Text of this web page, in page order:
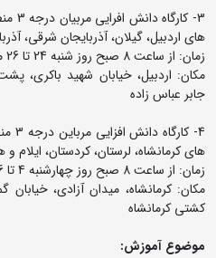
های اردبیل، گیلان، آذربایجان شرقی،
زمان: از ساعت 8 صبح روز شنبه 24 تا 26 مردادماه
مکان: اردبیل، خیابان شهید باکری،
جابر عباس زاده
های کرمانشاه، لرستان، کردستان، ایلام
زمان: از ساعت 8 صبح روز چهارشنبه 4 تا 6 شهریورماه
مکان: کرمانشاه، میدان آزادی،
کشتی کرمانشاه
موضوع آموزش: